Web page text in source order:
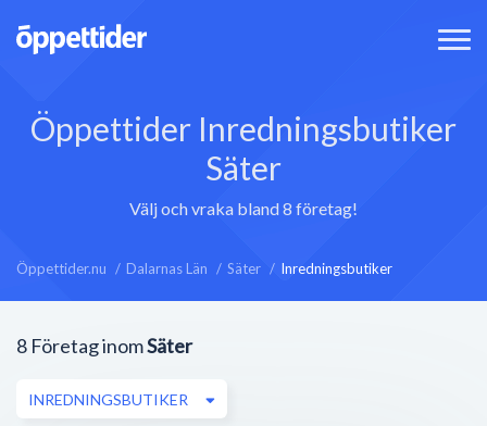
Öppettider Inredningsbutiker
Säter
Välj och vraka bland 8 företag!
Öppettider.nu Dalarnas Län Säter Inredningsbutiker
8 Företag inomSäter
INREDNINGSBUTIKER